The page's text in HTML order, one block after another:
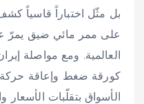
بل مثّل اختباراً قاسياً
على ممر مائي ضيق يمرّ
العالمية. ومع مواصلة
كورقة ضغط وإعاقة حركة
الأسواق بتقلّبات الأسعار